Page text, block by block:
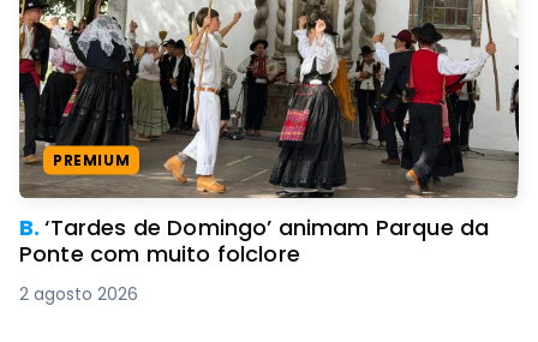
PREMIUM
B.‘Tardes de Domingo’ animam Parque da
Ponte com muito folclore
2 agosto 2026